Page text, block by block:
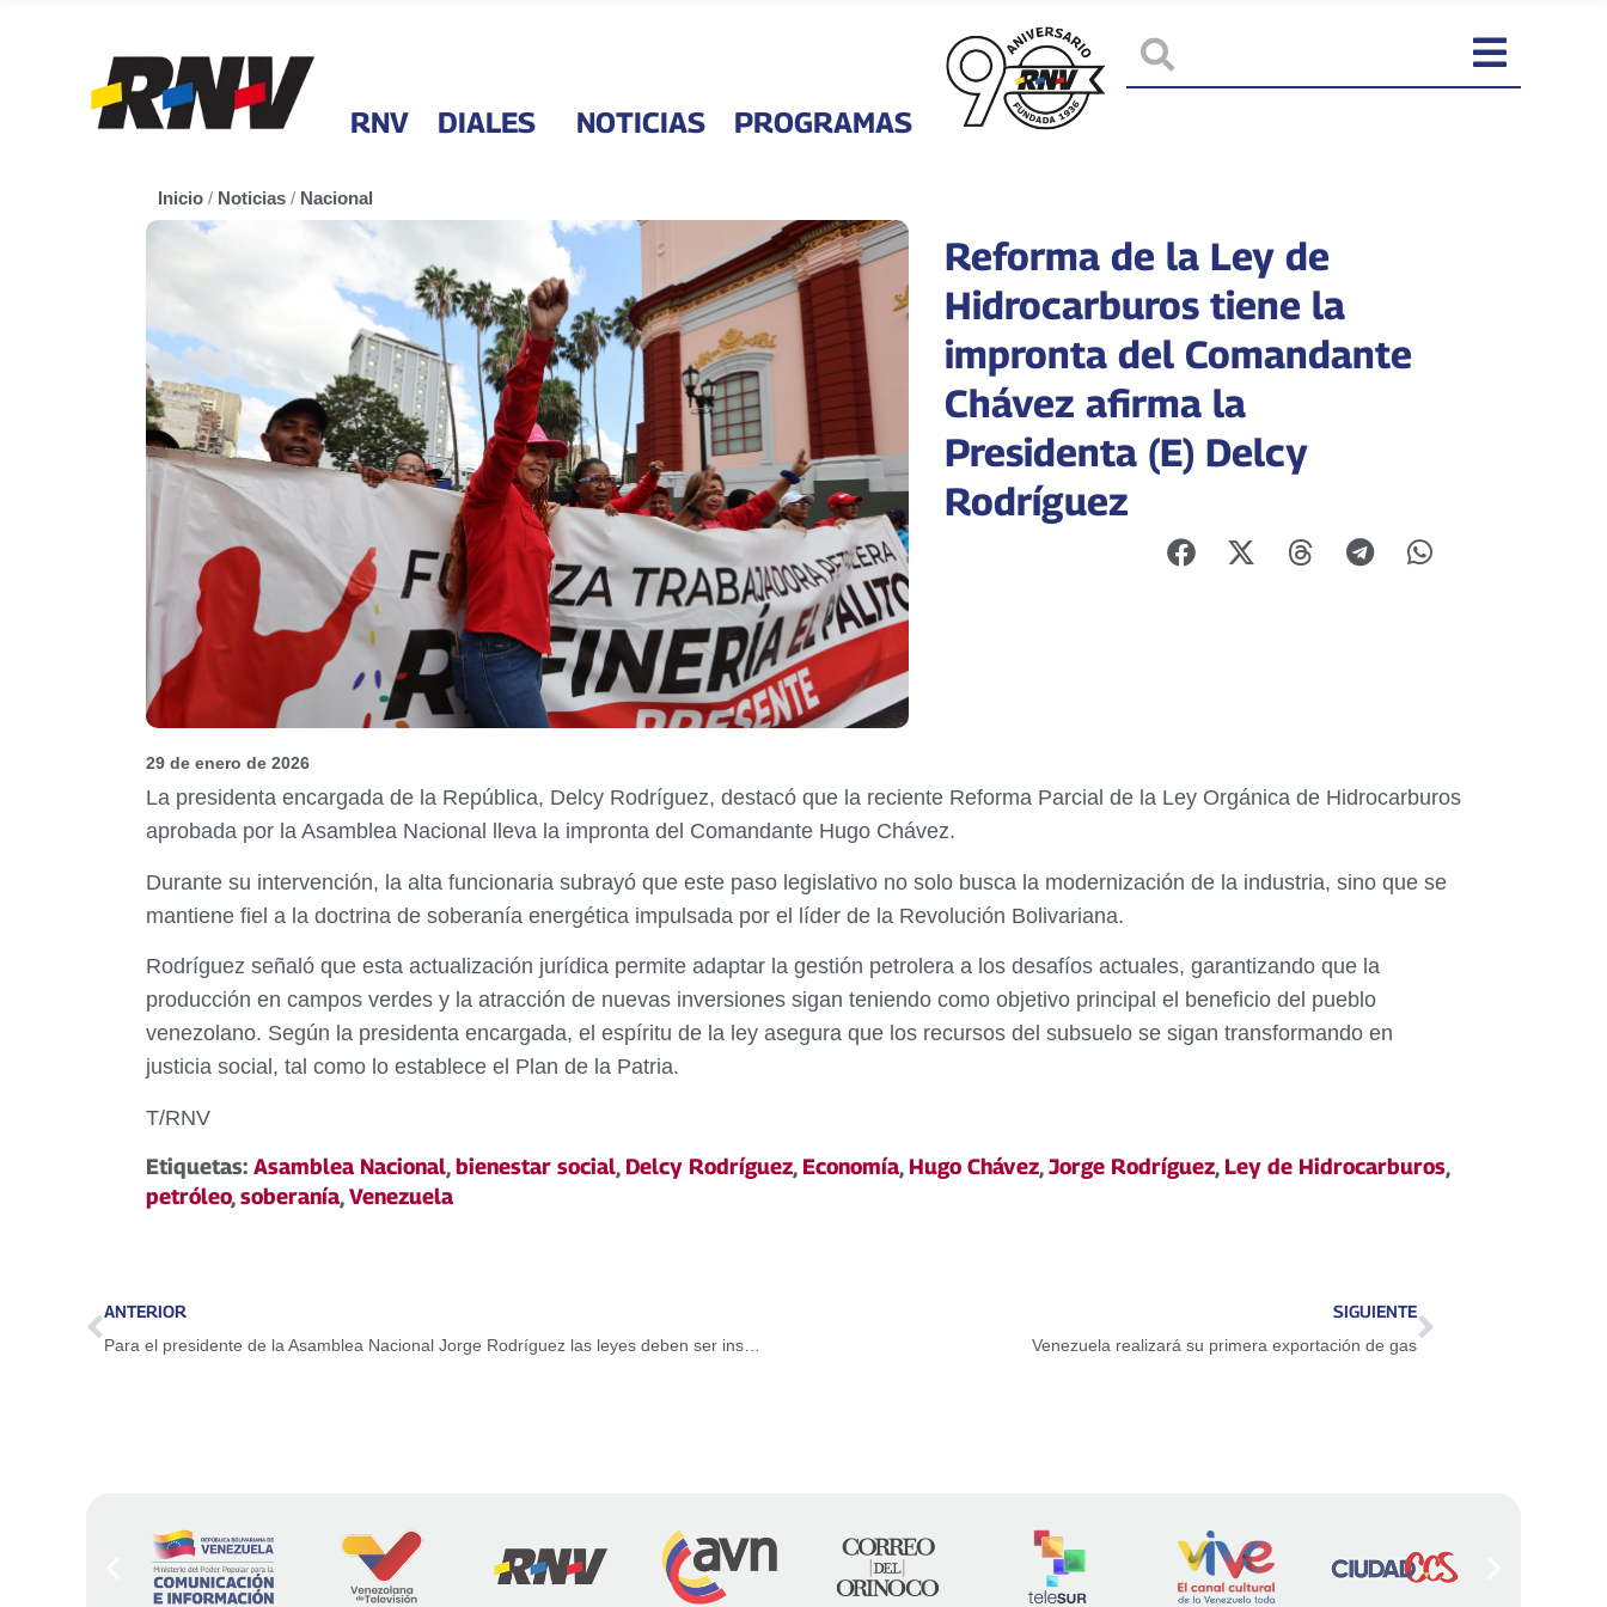
RNV DIALES NOTICIAS PROGRAMAS
Inicio / Noticias / Nacional
Reforma de la Ley de
Hidrocarburos tiene la
impronta del Comandante
Chávez afirma la
Presidenta (E) Delcy
Rodríguez
29 de enero de 2026
La presidenta encargada de la República, Delcy Rodríguez, destacó que la reciente Reforma Parcial de la Ley Orgánica de Hidrocarburos
aprobada por la Asamblea Nacional lleva la impronta del Comandante Hugo Chávez.
Durante su intervención, la alta funcionaria subrayó que este paso legislativo no solo busca la modernización de la industria, sino que se
mantiene fiel a la doctrina de soberanía energética impulsada por el líder de la Revolución Bolivariana.
Rodríguez señaló que esta actualización jurídica permite adaptar la gestión petrolera a los desafíos actuales, garantizando que la
producción en campos verdes y la atracción de nuevas inversiones sigan teniendo como objetivo principal el beneficio del pueblo
venezolano. Según la presidenta encargada, el espíritu de la ley asegura que los recursos del subsuelo se sigan transformando en
justicia social, tal como lo establece el Plan de la Patria.
T/RNV
Etiquetas: Asamblea Nacional,bienestar social, Delcy Rodríguez, Economía, Hugo Chávez,Jorge Rodríguez, Ley de Hidrocarburos,
petróleo,soberanía,Venezuela
ANTERIOR SIGUIENTE
Venezuela realizará su primera exportación de gas